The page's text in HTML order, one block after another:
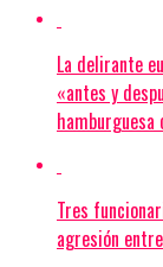
La delirante
«antes y
hamburguesa
Tres
agresión